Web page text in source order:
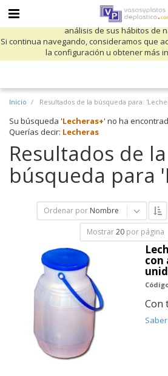
Utilizamos cookies propias y de terceros
y mostrarle publicidad relacionada con
análisis de sus hábitos de
Si continua navegando, consideramos que
la configuración u obtener más
Inicio Resultados de la búsqueda para:
Su búsqueda 'Lecheras+' no ha
Querías decir: Lecheras
Resultados de la
búsqueda para
Ordenar por Nombre
Mostrar 20 por página
con
Con